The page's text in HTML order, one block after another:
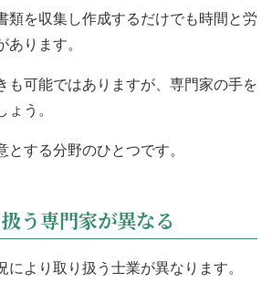
類を収集し作成するだけでも時間と労
ります。
も可能ではありますが、専門家の手を
う。
する分野のひとつです。
う専門家が異なる
より取り扱う士業が異なります。